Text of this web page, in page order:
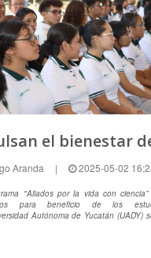
Aranda | 2025-05-02
"Aliados por la vida con
para beneficio de los
Autónoma de Yucatán (UADY)